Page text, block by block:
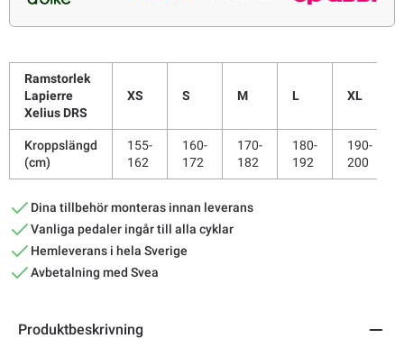
Ramstorlek
Lapierre
Xelius DRS
XS S M L XL
Kroppslängd
(cm)
155-
162
160-
172
170-
182
180-
192
190-
200
Dina tillbehör monteras innan leverans
Vanliga pedaler ingår till alla cyklar
Hemleverans i hela Sverige
Avbetalning med Svea
Produktbeskrivning